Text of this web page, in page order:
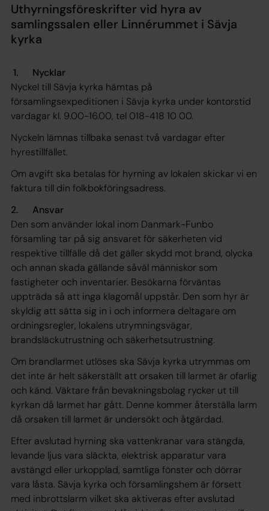
Uthyrningsföreskrifter vid hyra av
samlingssalen eller Linnérummet i Sävja
kyrka
1. Nycklar
Nyckel till Sävja kyrka hämtas på
församlingsexpeditionen i Sävja kyrka under kontorstid
vardagar kl. 9.00-16.00, tel 018-418 10 00.
Nyckeln lämnas tillbaka senast två vardagar efter
hyrestillfället.
Om avgift ska betalas för hyrning av lokalen skickar vi en
faktura till din folkbokföringsadress.
2. Ansvar
Den som använder lokal inom Danmark-Funbo
församling tar på sig ansvaret för säkerheten vid
respektive tillfälle då det gäller skydd mot brand, olycka
och annan skada gällande såväl människor som
fastigheter och inventarier. Besökarna förväntas
uppträda så att inga klagomål uppstår. Den som hyr är
skyldig att sätta sig in i och informera deltagare om
ordningsregler, lokalens utrymningsvägar,
brandsläckutrustning och säkerhetsutrustning.
Om brandlarmet utlöses ska Sävja kyrka utrymmas om
det inte är helt säkerställt att orsaken till larmet är ofarlig
och känd. Väktare från bevakningsbolag rycker ut till
kyrkan då larmet har gått. Denne kommer återställa larm
då orsaken till larmet är undersökt och åtgärdad.
Efter avslutad hyrning ska vattenkranar vara stängda,
levande ljus vara släckta, elektrisk apparatur vara
avstängd eller urkopplad, samtliga fönster och dörrar
vara låsta. Sävja kyrka och församlingshem är försett
med inbrottslarm vilket ska aktiveras efter avslutad